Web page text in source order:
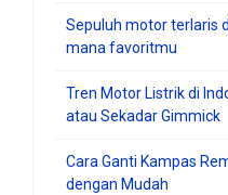
Sepuluh motor terlaris
mana favoritmu
Tren Motor Listrik di
atau Sekadar Gimmick
Cara Ganti Kampas
dengan Mudah